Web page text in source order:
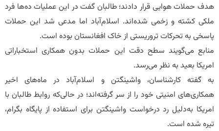
هدف حملات هوایی قرار دادند؛ طالبان گفت در این عملیات ده‌ها فرد
ملکی کشته و زخمی شده‌اند. اسلام‌آباد اما مدعی شد این حملات
پاسخی به تحرکات تروریستی از خاک افغانستان بوده است.
منابع می‌گویند سطح دقت این حملات بدون همکاری استخباراتی
امریکا بعید به نظر می‌رسد.
به گفته کارشناسان، واشینگتن و اسلام‌آباد در ماه‌های اخیر
همکاری‌های امنیتی خود را از سر گرفته‌اند؛ در حالی‌که روابط طالبان با
امریکا به‌دلیل رد درخواست واشینگتن برای استفاده از پایگاه بگرام،
تیره شده است.